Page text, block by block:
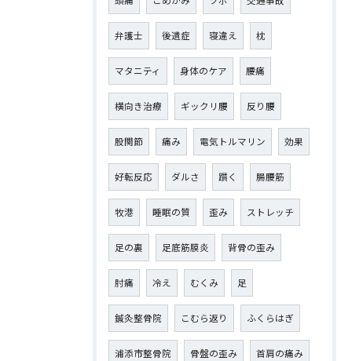
弁護士 後遺症 寝違え 枕
マタニティ 身体のケア 腰痛
横向き治療 ギックリ腰 反り腰
股関節 痛み 電気トルマリン 効果
好転反応 ダルさ 躓く 腸腰筋
牧港 睡眠の質 歪み ストレッチ
足の裏 足底筋膜炎 背骨の歪み
肘痛 冷え むくみ 足
鍼灸整骨院 こむら返り ふくらはぎ
浦添市整骨院 骨盤の歪み 首肩の痛み